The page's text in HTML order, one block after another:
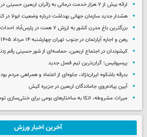
ارائه بیش از ۷ هزار خدمت درمانی به زائران اربعین حسینی در مرز چذابه
هشدار جدید سازمان جهانی بهداشت درباره وضعیت ابولا در
بزرگترین باغ مدرن کشور به ارزش ۷ همت در پارس‌آباد احداث می‌شود
رهن و اجاره آپارتمان در جنوب تهران چهارشنبه ۱۴ مرداد ۱۴۰۵
کیشوندان در اجتماع اربعین، حماسه‌ای از شور حسینی رقم
پرسپولیس؛ گران‌ترین تیم فصل جدید
بدرقه باشکوه ایران‌نژاد، جلوه‌ای از اعتماد و همراهی مردم بود
آیین پیاده‌روی جاماندگان اربعین در جزیره کیش
میراث مشروطه، اتکا به ساختارهای بومی برای خنثی‌سازی
آخرین اخبار ورزش